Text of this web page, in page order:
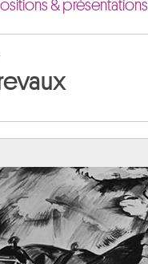
& présentations